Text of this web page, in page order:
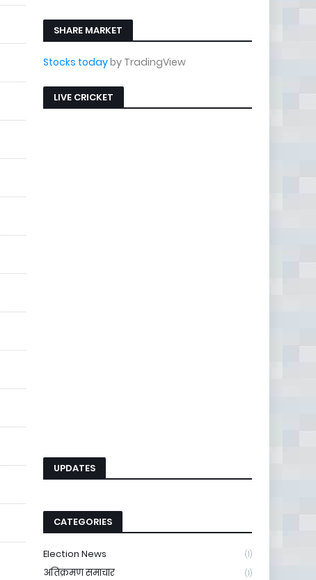
SHARE MARKET
Stocks todayby TradingView
LIVE CRICKET
UPDATES
CATEGORIES
Election News (1)
अतिक्रमण समाचार (1)